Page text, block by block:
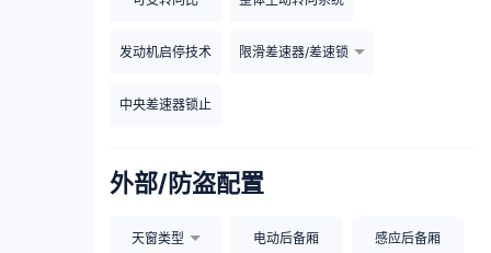
发动机启停技术 限滑差速器/差速锁
中央差速器锁止
外部/防盗配置
天窗类型 电动后备厢 感应后备厢